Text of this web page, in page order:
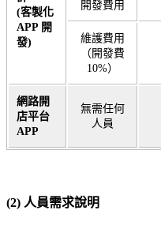
(客製化
APP 開
發)
開發費用
維護費用
（開發費
10%）
網路開
店平台
APP
無需任何
人員
(2) 人員需求說明